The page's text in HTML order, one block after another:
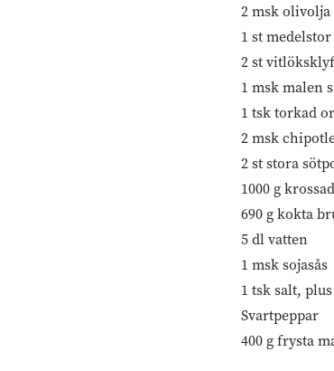
2 msk olivolja
1 st
2 st
1 msk malen
1 tsk torkad
2 msk
2 st stora
1000 g
690 g kokta
5 dl vatten
1 msk sojasås
1 tsk salt,
Svartpeppar
400 g frysta